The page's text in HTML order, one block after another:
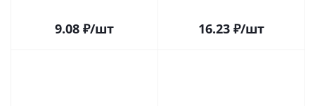
9.08 ₽/шт 16.23 ₽/шт